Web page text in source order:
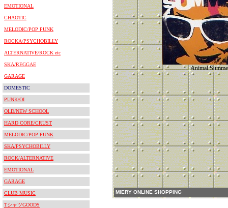
EMOTIONAL
CHAOTIC
MELODIC/POP PUNK
ROCKA/PSYCHOBILLY
ALTERNATIVE/ROCK etc
SKA/REGGAE
GARAGE
DOMESTIC
PUNK/OI
OLD/NEW SCHOOL
HARD CORE/CRUST
MELODIC/POP PUNK
SKA/PSYCHOBILLY
ROCK/ALTERNATIVE
EMOTIONAL
GARAGE
CLUB MUSIC
TシャツGOODS
Animal
MIERY ONLINE SHOPPING